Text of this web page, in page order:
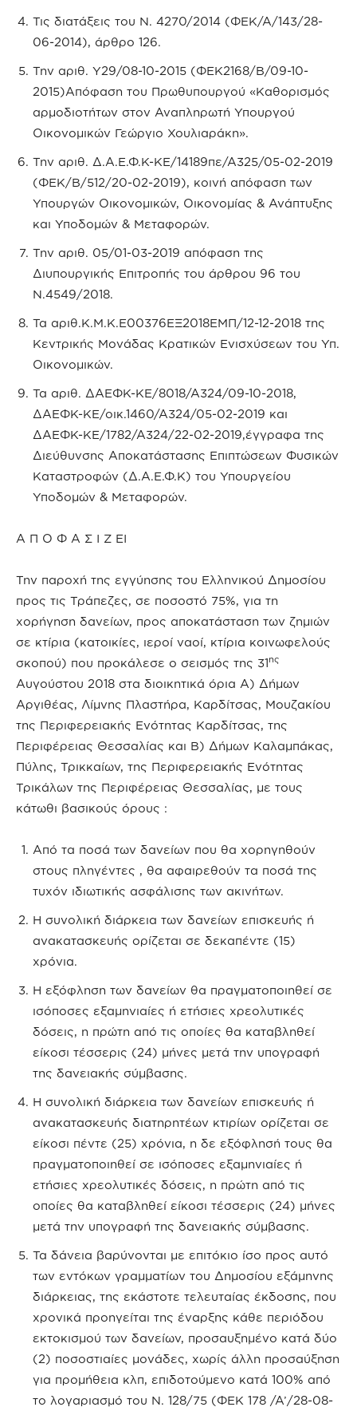
Τις διατάξεις του Ν. 4270/2014 (ΦΕΚ/Α/143/28-
06-2014), άρθρο 126.
Την αριθ. Υ29/08-10-2015 (ΦΕΚ2168/Β/09-10-
2015)Απόφαση του Πρωθυπουργού «Καθορισμός
αρμοδιοτήτων στον Αναπληρωτή Υπουργού
Οικονομικών Γεώργιο Χουλιαράκη».
Την αριθ. Δ.Α.Ε.Φ.Κ-ΚΕ/14189πε/Α325/05-02-2019
(ΦΕΚ/Β/512/20-02-2019), κοινή απόφαση των
Υπουργών Οικονομικών, Οικονομίας & Ανάπτυξης
και Υποδομών & Μεταφορών.
Την αριθ. 05/01-03-2019 απόφαση της
Διυπουργικής Επιτροπής του άρθρου 96 του
Ν.4549/2018.
Τα αριθ.Κ.Μ.Κ.Ε00376ΕΞ2018ΕΜΠ/12-12-2018 της
Κεντρικής Μονάδας Κρατικών Ενισχύσεων του Υπ.
Οικονομικών.
Τα αριθ. ΔΑΕΦΚ-ΚΕ/8018/Α324/09-10-2018,
ΔΑΕΦΚ-ΚΕ/οικ.1460/Α324/05-02-2019 και
ΔΑΕΦΚ-ΚΕ/1782/Α324/22-02-2019,έγγραφα της
Διεύθυνσης Αποκατάστασης Επιπτώσεων Φυσικών
Καταστροφών (Δ.Α.Ε.Φ.Κ) του Υπουργείου
Υποδομών & Μεταφορών.
Α Π Ο Φ Α Σ Ι Ζ ΕΙ
Την παροχή της εγγύησης του Ελληνικού Δημοσίου
προς τις Τράπεζες, σε ποσοστό 75%, για τη
χορήγηση δανείων, προς αποκατάσταση των ζημιών
σε κτίρια (κατοικίες, ιεροί ναοί, κτίρια κοινωφελούς
σκοπού) που προκάλεσε ο σεισμός της 31ης
Αυγούστου 2018 στα διοικητικά όρια Α) Δήμων
Αργιθέας, Λίμνης Πλαστήρα, Καρδίτσας, Μουζακίου
της Περιφερειακής Ενότητας Καρδίτσας, της
Περιφέρειας Θεσσαλίας και Β) Δήμων Καλαμπάκας,
Πύλης, Τρικκαίων, της Περιφερειακής Ενότητας
Τρικάλων της Περιφέρειας Θεσσαλίας, με τους
κάτωθι βασικούς όρους :
Από τα ποσά των δανείων που θα χορηγηθούν
στους πληγέντες , θα αφαιρεθούν τα ποσά της
τυχόν ιδιωτικής ασφάλισης των ακινήτων.
Η συνολική διάρκεια των δανείων επισκευής ή
ανακατασκευής ορίζεται σε δεκαπέντε (15)
χρόνια.
Η εξόφληση των δανείων θα πραγματοποιηθεί σε
ισόποσες εξαμηνιαίες ή ετήσιες χρεολυτικές
δόσεις, η πρώτη από τις οποίες θα καταβληθεί
είκοσι τέσσερις (24) μήνες μετά την υπογραφή
της δανειακής σύμβασης.
Η συνολική διάρκεια των δανείων επισκευής ή
ανακατασκευής διατηρητέων κτιρίων ορίζεται σε
είκοσι πέντε (25) χρόνια, η δε εξόφλησή τους θα
πραγματοποιηθεί σε ισόποσες εξαμηνιαίες ή
ετήσιες χρεολυτικές δόσεις, η πρώτη από τις
οποίες θα καταβληθεί είκοσι τέσσερις (24) μήνες
μετά την υπογραφή της δανειακής σύμβασης.
Τα δάνεια βαρύνονται με επιτόκιο ίσο προς αυτό
των εντόκων γραμματίων του Δημοσίου εξάμηνης
διάρκειας, της εκάστοτε τελευταίας έκδοσης, που
χρονικά προηγείται της έναρξης κάθε περιόδου
εκτοκισμού των δανείων, προσαυξημένο κατά δύο
(2) ποσοστιαίες μονάδες, χωρίς άλλη προσαύξηση
για προμήθεια κλπ, επιδοτούμενο κατά 100% από
το λογαριασμό του Ν. 128/75 (ΦΕΚ 178 /Α’/28-08-